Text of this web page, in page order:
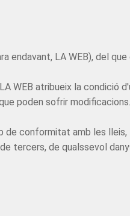
LA WEB), del
WEB atribueix la
poden sofrir modificacions.
de conformitat amb les
tercers, de qualssevol